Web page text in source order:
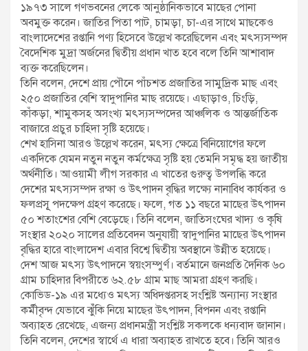
১৯৭৩ সালে গণভবনের লেকে আনুষ্ঠানিকভাবে মাছের পোনা
অবমুক্ত করেন। জাতির পিতা পাট, চামড়া, চা-এর সাথে মাছকেও
বাংলাদেশের রপ্তানি পণ্য হিসেবে উল্লেখ করেছিলেন এবং মৎস্যসম্পদ
বৈদেশিক মুদ্রা অর্জনের দ্বিতীয় প্রধান খাত হবে বলে তিনি আশাবাদ
ব্যক্ত করেছিলেন।
তিনি বলেন, দেশে প্রায় পৌনে পাঁচশত প্রজাতির সামুদ্রিক মাছ এবং
২৫০ প্রজাতির বেশি স্বাদুপানির মাছ রয়েছে। এছাড়াও, চিংড়ি,
কাঁকড়া, শামুকসহ অসংখ্য মৎস্যসম্পদের আঞ্চলিক ও আন্তর্জাতিক
বাজারে প্রচুর চাহিদা সৃষ্টি হয়েছে।
শেখ হাসিনা আরও উল্লেখ করেন, মৎস্য ক্ষেত্রে বিনিয়োগের ফলে
একদিকে যেমন নতুন নতুন কর্মক্ষেত্র সৃষ্টি হয় তেমনি সমৃদ্ধ হয় জাতীয়
অর্থনীতি। আওয়ামী লীগ সরকার এ খাতের গুরুত্ব উপলব্ধি করে
দেশের মৎস্যসম্পদ রক্ষা ও উৎপাদন বৃদ্ধির লক্ষ্যে নানাবিধ কার্যকর ও
ফলপ্রসূূ পদক্ষেপ গ্রহণ করেছে। ফলে, গত ১১ বছরে মাছের উৎপাদন
৫০ শতাংশের বেশি বেড়েছে। তিনি বলেন, জাতিসংঘের খাদ্য ও কৃষি
সংস্থার ২০২০ সালের প্রতিবেদন অনুযায়ী স্বাদুপানির মাছের উৎপাদন
বৃদ্ধির হারে বাংলাদেশ এবার বিশ্বে দ্বিতীয় অবস্থানে উন্নীত হয়েছে।
দেশ আজ মৎস্য উৎপাদনে স্বয়ংসম্পুর্ণ। বর্তমানে জনপ্রতি দৈনিক ৬০
গ্রাম চাহিদার বিপরীতে ৬২.৫৮ গ্রাম মাছ আমরা গ্রহণ করছি।
কোভিড-১৯ এর মধ্যেও মৎস্য অধিদপ্তরসহ সংশ্লিষ্ট অন্যান্য সংস্থার
কর্মীবৃন্দ যেভাবে ঝুঁঁকি নিয়ে মাছের উৎপাদন, বিপনন এবং রপ্তানি
অব্যাহত রেখেছে, এজন্য প্রধানমন্ত্রী সংশ্লিষ্ট সকলকে ধন্যবাদ জানান।
তিনি বলেন, দেশের স্বার্থে এ ধারা অব্যাহত রাখতে হবে। তিনি আরও